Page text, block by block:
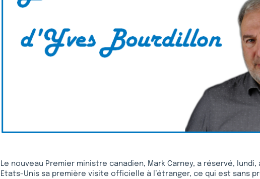
Le nouveau Premier ministre canadien, Mark Carney, a réservé,
Etats-Unis sa première visite officielle à l’étranger, ce qui est sans